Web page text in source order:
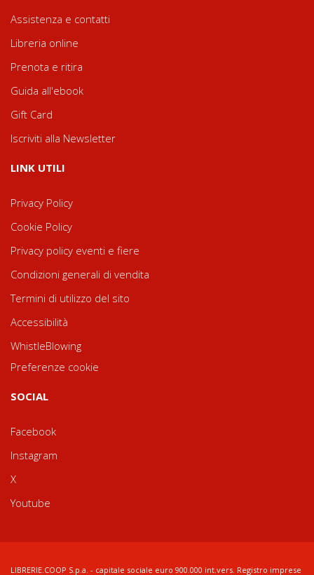
Assistenza e contatti
Libreria online
Prenota e ritira
Guida all'ebook
Gift Card
Iscriviti alla Newsletter
LINK UTILI
Privacy Policy
Cookie Policy
Privacy policy eventi e fiere
Condizioni generali di vendita
Termini di utilizzo del sito
Accessibilità
WhistleBlowing
Preferenze cookie
SOCIAL
Facebook
Instagram
X
Youtube
LIBRERIE.COOP S.p.a. - capitale sociale euro 900.000 int.vers. Registro imprese